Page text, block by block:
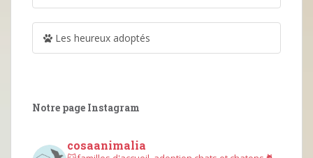
Les heureux adoptés
Notre page Instagram
cosaanimalia